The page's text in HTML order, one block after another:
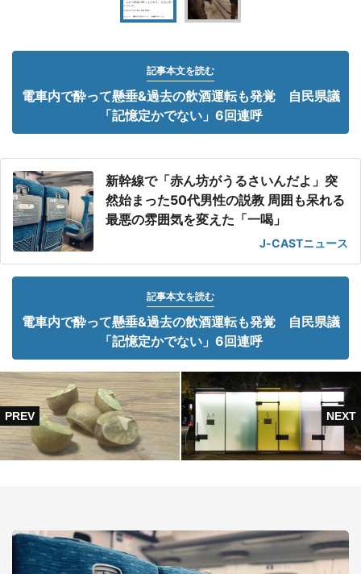
記事本文を読む
電車内で酔って懸垂&過去の飲酒運転も発覚 自民県議
「記憶定かでない」6回連呼
新幹線で「赤ん坊がうるさいんだよ」突
然始まった50代男性の説教 周囲も呆れる
最悪の雰囲気を変えた「一喝」
J-CASTニュース
記事本文を読む
電車内で酔って懸垂&過去の飲酒運転も発覚 自民県議
「記憶定かでない」6回連呼